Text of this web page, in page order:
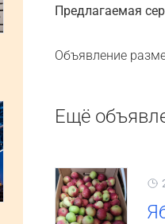
Предлагаемая
Объявление
Ещё